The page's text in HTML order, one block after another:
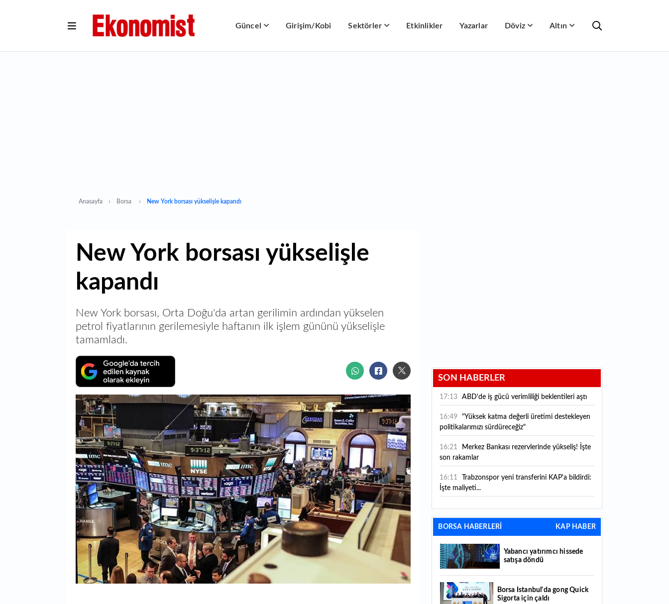
Güncel Girişim/Kobi Sektörler Etkinlikler Yazarlar Döviz Altın
Anasayfa Borsa New York borsası yükselişle kapandı
New York borsası yükselişle
kapandı
New York borsası, Orta Doğu'da artan gerilimin ardından yükselen
petrol fiyatlarının gerilemesiyle haftanın ilk işlem gününü yükselişle
tamamladı.
SON HABERLER
17:13 ABD'de iş gücü verimliliği beklentileri aştı
16:49
"Yüksek katma değerli üretimi destekleyen
politikalarımızı sürdüreceğiz"
16:21
son rakamlar
16:11
İşte maliyeti...
16:09 TMO 2026-2027 fındık alım fiyatlarını
açıkladı!
geriledi
15:07 Yabancı yatırımcı hissede satışa döndü
14:39
liraya geriledi
BORSA HABERLERİ KAP HABER
Yabancı yatırımcı hissede
satışa döndü
Borsa İstanbul'da gong Quick
Sigorta için çaldı